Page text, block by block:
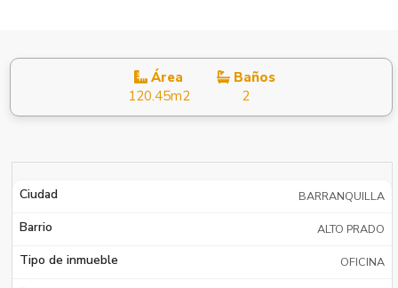
Área
120.45m2
Baños
2
Ciudad BARRANQUILLA
Barrio ALTO PRADO
Tipo de inmueble OFICINA